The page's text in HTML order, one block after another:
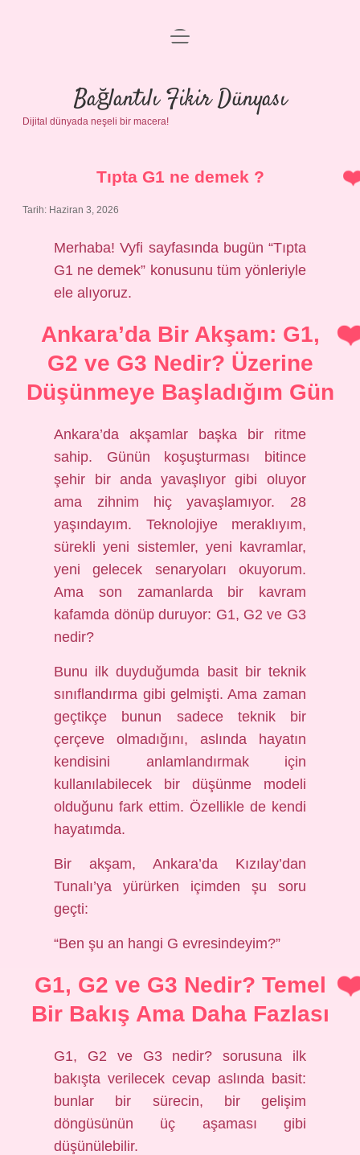
Anasayfa
Gizlilik Politikası
Yasal Uyarı
menüyü
Bağlantılı Fikir Dünyası
Dijital dünyada neşeli bir macera!
Tıpta G1 ne demek ?
Tarih: Haziran 3, 2026
Merhaba! Vyfi sayfasında bugün “Tıpta
G1 ne demek” konusunu tüm yönleriyle
ele alıyoruz.
Ankara’da Bir Akşam: G1,
G2 ve G3 Nedir? Üzerine
Düşünmeye Başladığım Gün
Ankara’da akşamlar başka bir ritme
sahip. Günün koşuşturması bitince
şehir bir anda yavaşlıyor gibi oluyor
ama zihnim hiç yavaşlamıyor. 28
yaşındayım. Teknolojiye meraklıyım,
sürekli yeni sistemler, yeni kavramlar,
yeni gelecek senaryoları okuyorum.
Ama son zamanlarda bir kavram
kafamda dönüp duruyor: G1, G2 ve G3
nedir?
Bunu ilk duyduğumda basit bir teknik
sınıflandırma gibi gelmişti. Ama zaman
geçtikçe bunun sadece teknik bir
çerçeve olmadığını, aslında hayatın
kendisini anlamlandırmak için
kullanılabilecek bir düşünme modeli
olduğunu fark ettim. Özellikle de kendi
hayatımda.
Bir akşam, Ankara’da Kızılay’dan
Tunalı’ya yürürken içimden şu soru
geçti:
“Ben şu an hangi G evresindeyim?”
G1, G2 ve G3 Nedir? Temel
Bir Bakış Ama Daha Fazlası
G1, G2 ve G3 nedir? sorusuna ilk
bakışta verilecek cevap aslında basit:
bunlar bir sürecin, bir gelişim
döngüsünün üç aşaması gibi
düşünülebilir.